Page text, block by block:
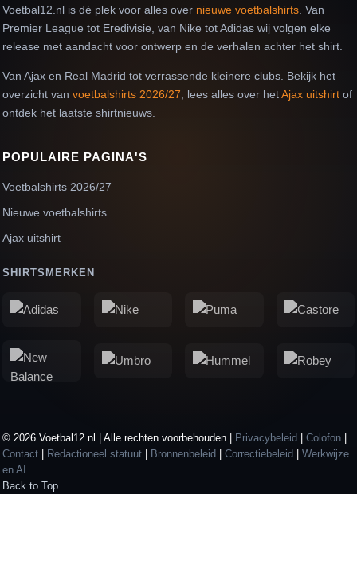
Voetbal12.nl is dé plek voor alles over nieuwe voetbalshirts. Van
Premier League tot Eredivisie, van Nike tot Adidas wij volgen elke
release met aandacht voor ontwerp en de verhalen achter het shirt.
Van Ajax en Real Madrid tot verrassende kleinere clubs. Bekijk het
overzicht van voetbalshirts 2026/27, lees alles over hetAjax uitshirt of
ontdek het laatste shirtnieuws.
POPULAIRE PAGINA'S
Voetbalshirts 2026/27
Nieuwe voetbalshirts
Ajax uitshirt
SHIRTSMERKEN
© 2026 Voetbal12.nl | Alle rechten voorbehouden | Privacybeleid Colofon
Contact
Redactioneel statuut Bronnenbeleid Correctiebeleid
Werkwijze
en AI
Back to Top